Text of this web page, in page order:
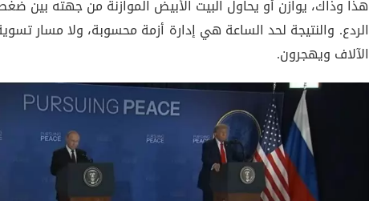
هذا وذاك، يوازن أو يحاول البيت الأبيض الموازنة من جهته بين
الردع. والنتيجة لحد الساعة هي إدارة أزمة محسوبة، ولا مسار
الآلاف ويهجرون.